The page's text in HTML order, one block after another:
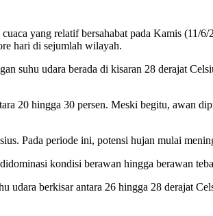
yang relatif bersahabat pada Kamis (11/
hari di sejumlah wilayah.
suhu udara berada di kisaran 28 derajat
20 hingga 30 persen. Meski begitu, awan
Pada periode ini, potensi hujan mulai
kondisi berawan hingga berawan
udara berkisar antara 26 hingga 28 derajat